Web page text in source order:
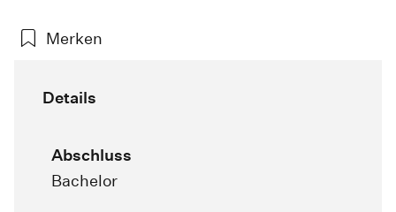
Merken
Details
Abschluss
Bachelor